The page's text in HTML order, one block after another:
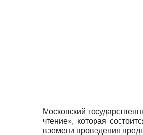
Московский
чтение», которая
времени проведения